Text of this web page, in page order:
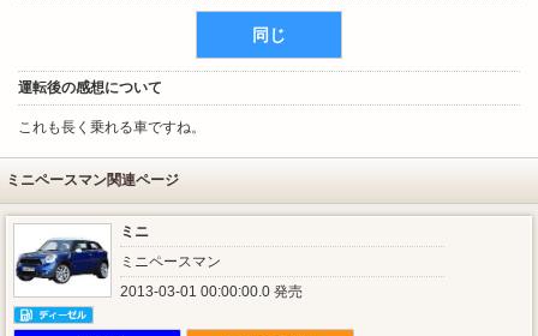
同じ
運転後の感想について
これも長く乗れる車ですね。
ミニペースマン関連ページ
ミニ
ミニペースマン
2013-03-01 00:00:00.0 発売